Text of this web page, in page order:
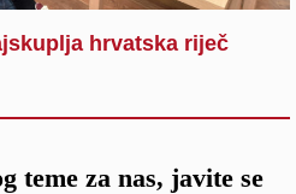
hrvatska riječ
teme za nas, javite se